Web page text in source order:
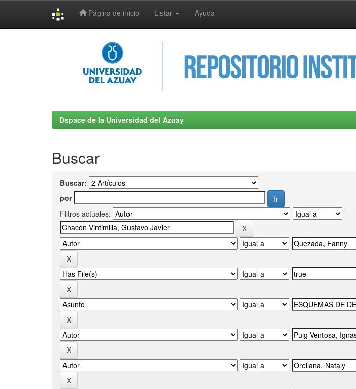
Página de inicio Listar Ayuda
Dspace de la Universidad del Azuay
Buscar
Buscar:
por
Filtros actuales: